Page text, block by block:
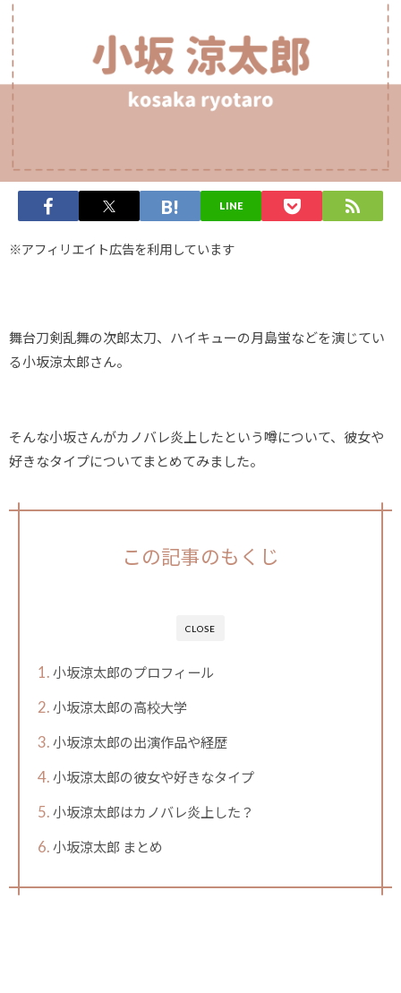
LINE
※アフィリエイト広告を利用しています
舞台刀剣乱舞の次郎太刀、ハイキューの月島蛍などを演じてい
る小坂涼太郎さん。
そんな小坂さんがカノバレ炎上したという噂について、彼女や
好きなタイプについてまとめてみました。
CLOSE
この記事のもくじ
小坂涼太郎のプロフィール
小坂涼太郎の高校大学
小坂涼太郎の出演作品や経歴
小坂涼太郎の彼女や好きなタイプ
小坂涼太郎はカノバレ炎上した？
小坂涼太郎 まとめ